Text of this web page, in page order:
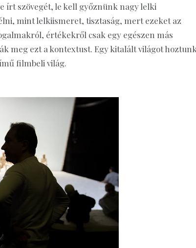
írt szövegét, le kell győznünk nagy lelki
mint lelkiismeret, tisztaság, mert ezeket az
értékekről csak egy egészen más
meg ezt a kontextust. Egy kitalált világot
filmbeli világ.